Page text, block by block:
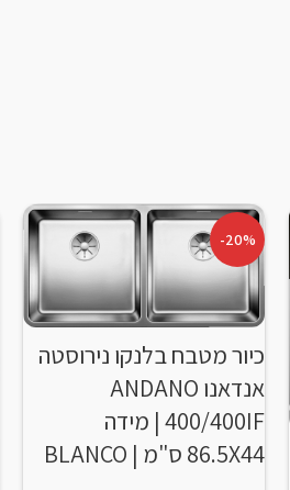
-20%
כיור מטבח בלנקו נירוסטה
אנדאנו ANDANO
400/400IF | מידה
86.5X44 ס"מ | BLANCO